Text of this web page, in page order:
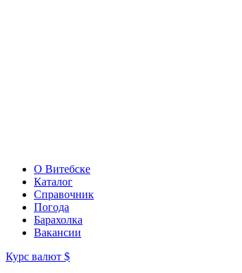
О Витебске
Каталог
Справочник
Погода
Барахолка
Вакансии
Курс валют $